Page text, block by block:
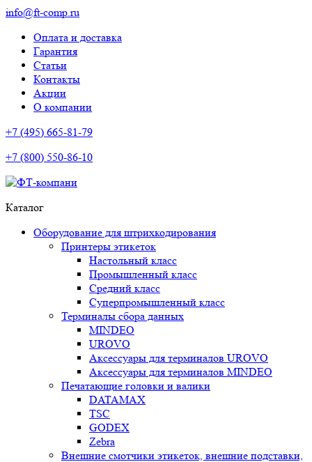
info@ft-comp.ru
Оплата и доставка
Гарантия
Статьи
Контакты
Акции
О компании
+7 (495) 665-81-79
+7 (800) 550-86-10
Каталог
Оборудование для штрихкодирования
Принтеры этикеток
Настольный класс
Промышленный класс
Средний класс
Суперпромышленный класс
Терминалы сбора данных
MINDEO
UROVO
Аксессуары для терминалов UROVO
Аксессуары для терминалов MINDEO
Печатающие головки и валики
DATAMAX
TSC
GODEX
Zebra
Внешние смотчики этикеток, внешние подставки,